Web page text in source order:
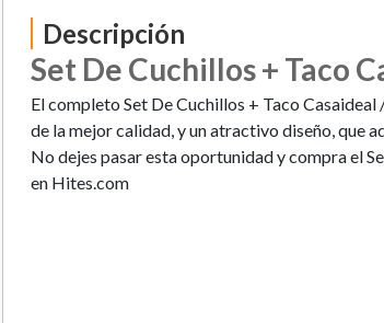
Descripción
Set De Cuchillos + Taco
El completo Set De Cuchillos + Taco
de la mejor calidad, y un atractivo diseño, que
No dejes pasar esta oportunidad y compra el
en Hites.com